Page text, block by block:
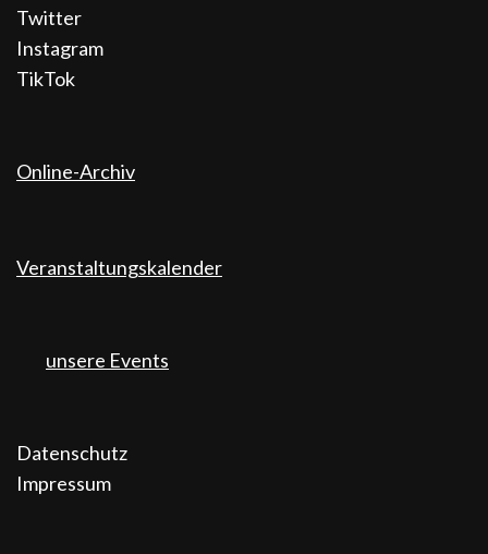
Twitter
Instagram
TikTok
Online-Archiv
Veranstaltungskalender
unsere Events
Datenschutz
Impressum